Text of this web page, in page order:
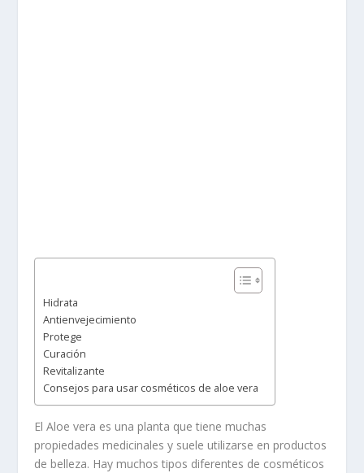
Hidrata
Antienvejecimiento
Protege
Curación
Revitalizante
Consejos para usar cosméticos de aloe vera
El Aloe vera es una planta que tiene muchas
propiedades medicinales y suele utilizarse en productos
de belleza. Hay muchos tipos diferentes de cosméticos